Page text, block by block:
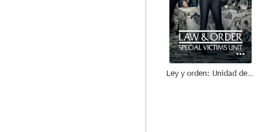
Ley y orden: Unidad de Víctimas Especiales